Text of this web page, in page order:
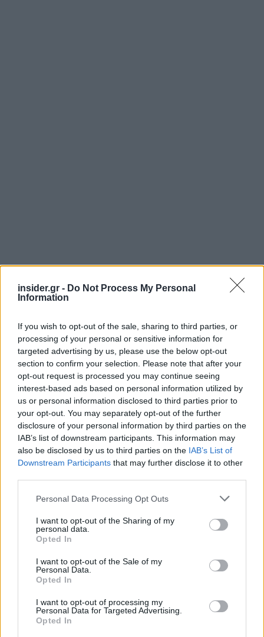
insider.gr - Do Not Process My Personal
Information
If you wish to opt-out of the sale, sharing to third parties, or
processing of your personal or sensitive information for
targeted advertising by us, please use the below opt-out
section to confirm your selection. Please note that after your
opt-out request is processed you may continue seeing
interest-based ads based on personal information utilized by
us or personal information disclosed to third parties prior to
your opt-out. You may separately opt-out of the further
disclosure of your personal information by third parties on the
IAB’s list of downstream participants. This information may
also be disclosed by us to third parties on the IAB’s List of
Downstream Participants that may further disclose it to other
Please note that this website/app uses one or more Google
not limited to your visit or usage behaviour. You may click to
grant or deny consent to Google and its third-party tags to
use your data for below specified purposes in below Google
consent section.
Personal Data Processing Opt Outs
I want to opt-out of the Sharing of my
personal data.
Opted In
I want to opt-out of the Sale of my
Personal Data.
Opted In
I want to opt-out of processing my
Personal Data for Targeted Advertising.
Opted In
Ακολουθήστε τοinsider.gr στο Google Newsκαι μάθετε
πρώτοι όλες τις
ειδήσεις από την Ελλάδα και τον κόσμο.
Διαβάζονται αυτή τη στιγμή
Η γαλάζια «θετική ατζέντα» στο δρόμο για το
2027 - Το παράπονο της Καρυστιανού - Στον